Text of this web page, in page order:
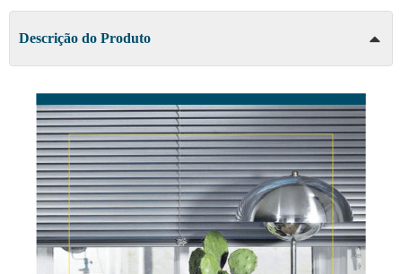
Descrição do Produto